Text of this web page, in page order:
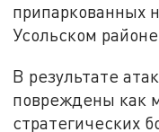
припаркованных
Усольском
В результате
повреждены как
стратегических